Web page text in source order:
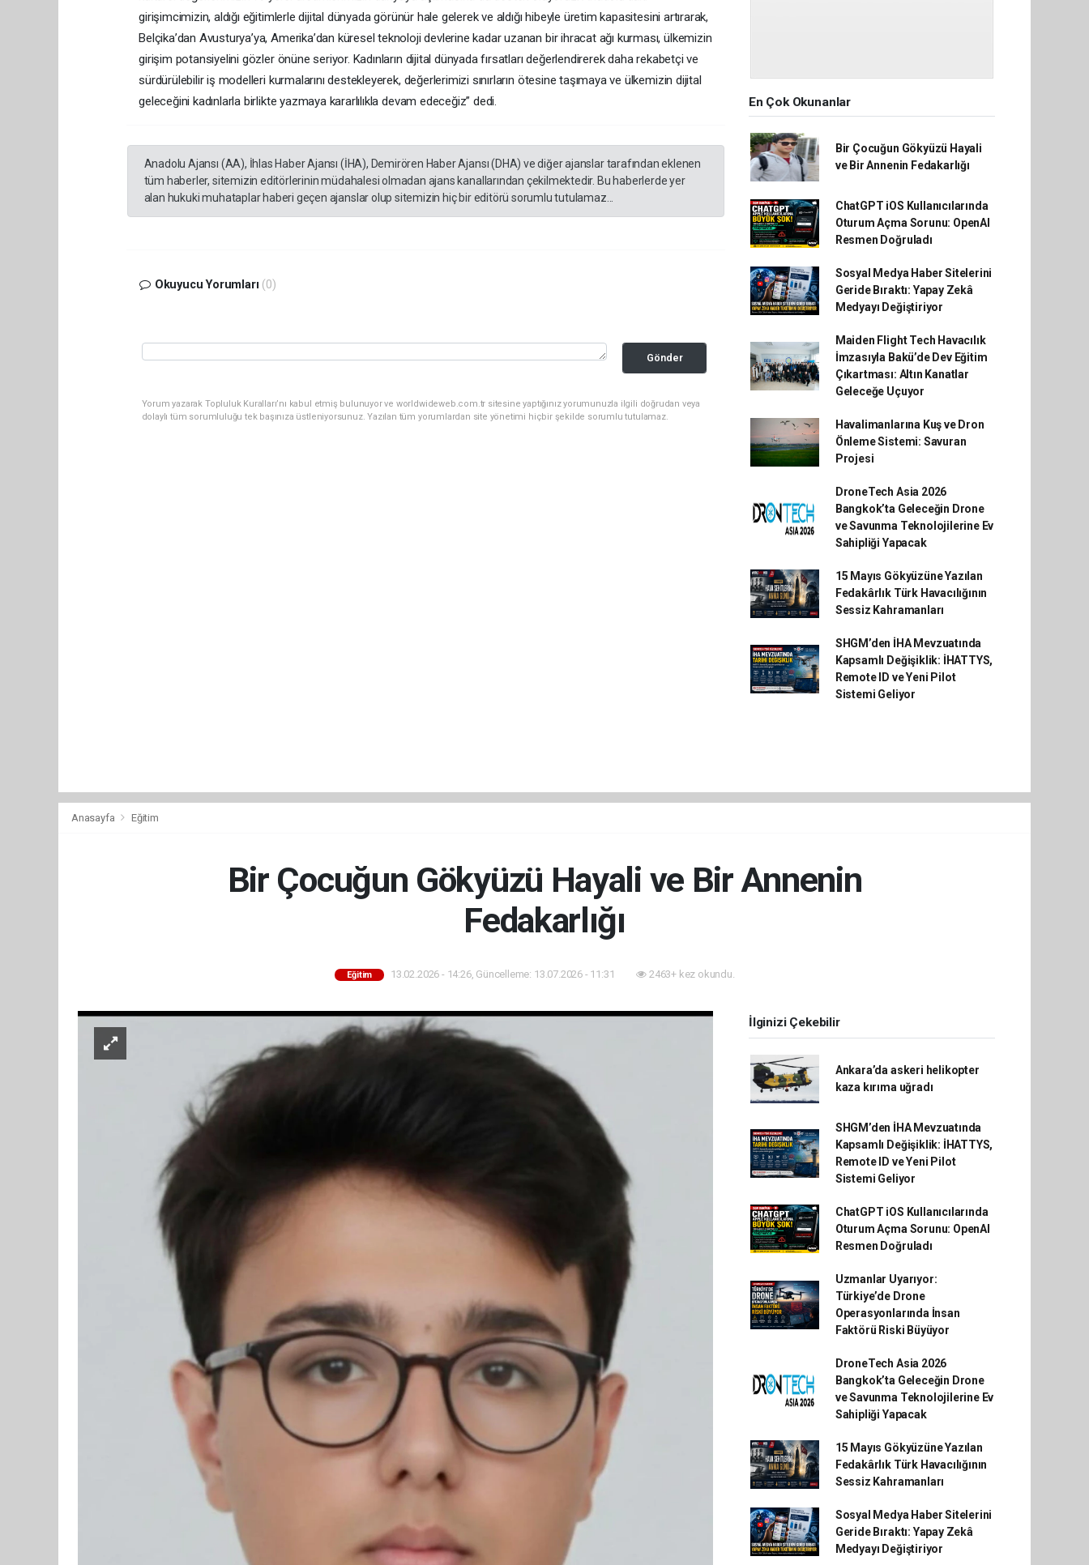
girişimcimizin, aldığı eğitimlerle dijital dünyada görünür hale gelerek ve aldığı hibeyle üretim kapasitesini artırarak,
Belçika’dan Avusturya’ya, Amerika’dan küresel teknoloji devlerine kadar uzanan bir ihracat ağı kurması, ülkemizin
girişim potansiyelini gözler önüne seriyor. Kadınların dijital dünyada fırsatları değerlendirerek daha rekabetçi ve
sürdürülebilir iş modelleri kurmalarını destekleyerek, değerlerimizi sınırların ötesine taşımaya ve ülkemizin dijital
geleceğini kadınlarla birlikte yazmaya kararlılıkla devam edeceğiz” dedi.
Anadolu Ajansı (AA), İhlas Haber Ajansı (İHA), Demirören Haber Ajansı (DHA) ve diğer ajanslar tarafından eklenen
tüm haberler, sitemizin editörlerinin müdahalesi olmadan ajans kanallarından çekilmektedir. Bu haberlerde yer
alan hukuki muhataplar haberi geçen ajanslar olup sitemizin hiç bir editörü sorumlu tutulamaz...
Okuyucu Yorumları (0)
Gönder
Yorum yazarak Topluluk Kuralları’nı kabul etmiş bulunuyor ve worldwideweb.com.tr sitesine yaptığınız yorumunuzla ilgili doğrudan veya
dolaylı tüm sorumluluğu tek başınıza üstleniyorsunuz. Yazılan tüm yorumlardan site yönetimi hiçbir şekilde sorumlu tutulamaz.
En Çok Okunanlar
Bir Çocuğun Gökyüzü Hayali
ve Bir Annenin Fedakarlığı
ChatGPT iOS Kullanıcılarında
Oturum Açma Sorunu: OpenAI
Resmen Doğruladı
Sosyal Medya Haber Sitelerini
Geride Bıraktı: Yapay Zekâ
Medyayı Değiştiriyor
Maiden Flight Tech Havacılık
İmzasıyla Bakü’de Dev Eğitim
Çıkartması: Altın Kanatlar
Geleceğe Uçuyor
Havalimanlarına Kuş ve Dron
Önleme Sistemi: Savuran
Projesi
DroneTech Asia 2026
Bangkok’ta Geleceğin Drone
ve Savunma Teknolojilerine Ev
Sahipliği Yapacak
15 Mayıs Gökyüzüne Yazılan
Fedakârlık Türk Havacılığının
Sessiz Kahramanları
SHGM’den İHA Mevzuatında
Kapsamlı Değişiklik: İHATTYS,
Remote ID ve Yeni Pilot
Sistemi Geliyor
Anasayfa Eğitim
Bir Çocuğun Gökyüzü Hayali ve Bir Annenin
Fedakarlığı
Eğitim 13.02.2026 - 14:26, Güncelleme: 13.07.2026 - 11:31 2463+ kez okundu.
İlginizi Çekebilir
Ankara’da askeri helikopter
kaza kırıma uğradı
SHGM’den İHA Mevzuatında
Kapsamlı Değişiklik: İHATTYS,
Remote ID ve Yeni Pilot
Sistemi Geliyor
ChatGPT iOS Kullanıcılarında
Oturum Açma Sorunu: OpenAI
Resmen Doğruladı
Uzmanlar Uyarıyor:
Türkiye’de Drone
Operasyonlarında İnsan
Faktörü Riski Büyüyor
DroneTech Asia 2026
Bangkok’ta Geleceğin Drone
ve Savunma Teknolojilerine Ev
Sahipliği Yapacak
15 Mayıs Gökyüzüne Yazılan
Fedakârlık Türk Havacılığının
Sessiz Kahramanları
Sosyal Medya Haber Sitelerini
Geride Bıraktı: Yapay Zekâ
Medyayı Değiştiriyor